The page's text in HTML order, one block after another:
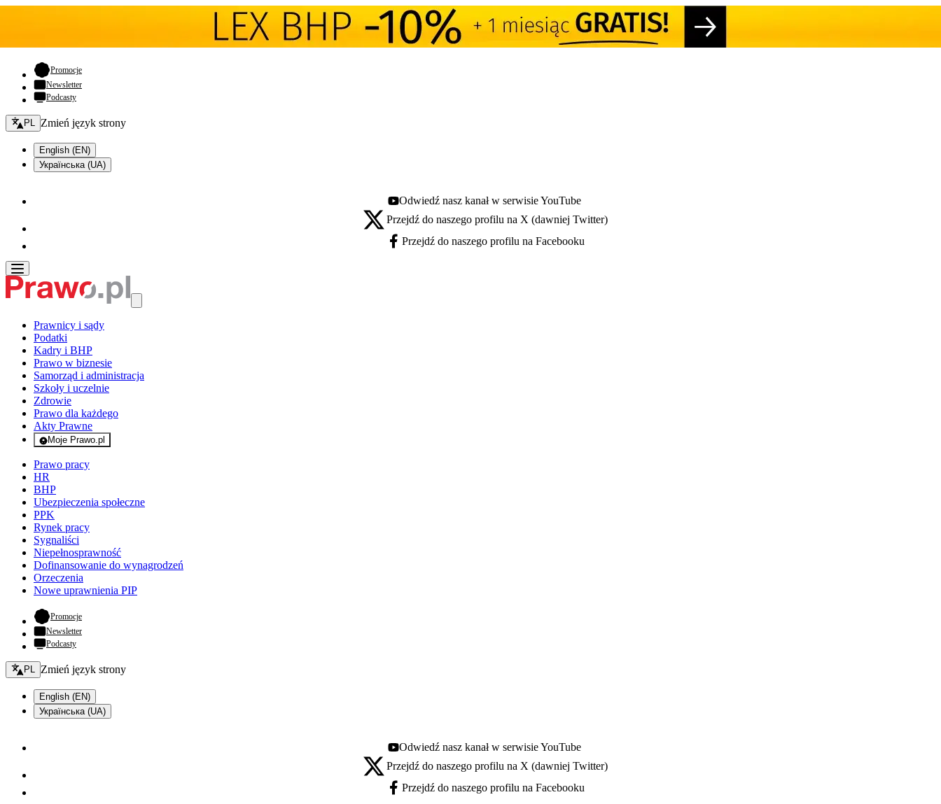
Promocje- otwiera się w nowej karcie
Newsletter
Podcasty
Zmień język - bieżący:
PL Zmień język strony
English (EN)
Українська (UA)
Youtube - otwiera się w nowej karcie
Odwiedź nasz kanał w serwisie YouTube
X - otwiera się w nowej karcie
Przejdź do naszego profilu na X (dawniej Twitter)
Facebook - otwiera się w nowej karcie
Przejdź do naszego profilu na Facebooku
Prawnicy i sądy
Podatki
Kadry i BHP
Prawo w biznesie
Samorząd i administracja
Szkoły i uczelnie
Zdrowie
Prawo dla każdego
Akty Prawne
Moje Prawo.pl
- rejestracja i logowanie do serwisu
Prawo pracy
HR
BHP
Ubezpieczenia społeczne
PPK
Rynek pracy
Sygnaliści
Niepełnosprawność
Dofinansowanie do wynagrodzeń
Orzeczenia
Nowe uprawnienia PIP
Promocje- otwiera się w nowej karcie
Newsletter
Podcasty
Zmień język - bieżący:
PL Zmień język strony
English (EN)
Українська (UA)
Youtube - otwiera się w nowej karcie
Odwiedź nasz kanał w serwisie YouTube
X - otwiera się w nowej karcie
Przejdź do naszego profilu na X (dawniej Twitter)
Facebook - otwiera się w nowej karcie
Przejdź do naszego profilu na Facebooku